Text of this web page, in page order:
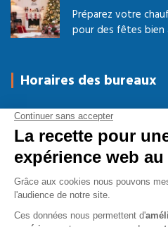
Préparez votre
pour des fêtes bien
Horaires des bureaux
Du Lundi au Jeudi
Vendredi
Samedi - Dimanche